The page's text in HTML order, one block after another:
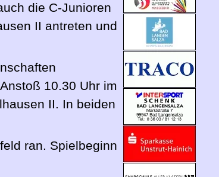
die C-Junioren
II antreten und
10.30 Uhr im
II. In beiden
ran. Spielbeginn